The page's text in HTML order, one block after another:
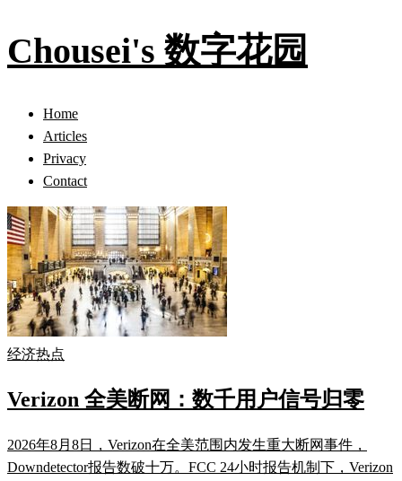
Chousei's 数字花园
Home
Articles
Privacy
Contact
经济热点
Verizon 全美断网：数千用户信号归零
2026年8月8日，Verizon在全美范围内发生重大断网事件，
Downdetector报告数破十万。FCC 24小时报告机制下，Verizon